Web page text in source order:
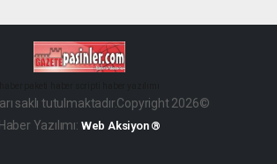
saklı tutulmaktadır.Copyright 2026©
Haber Yazılımı: Web Aksiyon ®